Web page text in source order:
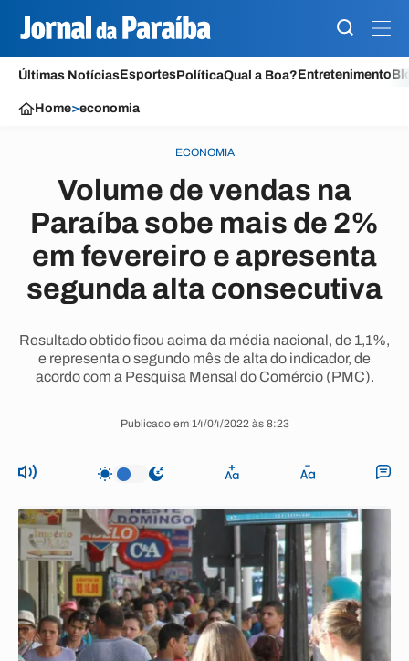
Últimas NotíciasEsportesPolíticaQual a Boa?Entretenimento
Home>economia
ECONOMIA
Volume de vendas na
Paraíba sobe mais de 2%
em fevereiro e apresenta
segunda alta consecutiva
Resultado obtido ficou acima da média nacional, de 1,1%,
e representa o segundo mês de alta do indicador, de
acordo com a Pesquisa Mensal do Comércio (PMC).
Publicado em 14/04/2022 às 8:23